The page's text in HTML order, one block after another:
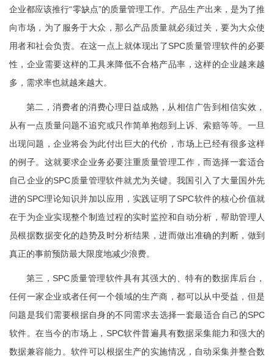
企业都应该推行“零缺点”的质量管理工作。产品生产出来，是为了推
向市场，为了服务于大众，那么产品质量就必须过关，要为大众使
用者和社会负责。在这一点上就体现出了SPC质量管理软件的必要
性，企业需要这样的工具来降低不合格产品率，这样的企业越来越
多，需求率也就越来越大。
第二，消费者的消费心理日益成熟，从相信广告到相信实效，
从有一点质量问题不追究或只作简单抱怨到上诉、索赔等等。一旦
出现问题，企业将会为此付出巨大的代价，市场上已经有很多这样
的例子。这就要求企业务必要注重质量管理工作，而选择一套适合
自己企业的SPC质量管理软件就尤为关键。我国引入了大量国外先
进的SPC理论知识并加以应用，实践证明了SPC软件的核心价值就
在于为企业实现整个制造过程的实时监控和自动分析，帮助管理人
员根据数据变化的趋势及时分析结果，进而做出准确的判断，做到
真正的事前预防最大限度地减少浪费。
第三，SPC质量管理软件具有其强大的、特有的数据库后台，
任何一家企业或者任何一个领域的生产商，都可以从中受益，但是
问题是我们需要根据自身的不同需求去选择一套最适合自己的SPC
软件。在当今的市场上，SPC软件普遍具有数据采集能力和强大的
数据兼容能力。软件可以根据生产的实施情况，自动采集并整合数